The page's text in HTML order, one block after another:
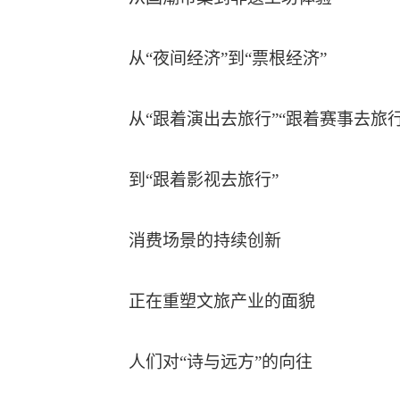
从“夜间经济”到“票根经济”
从“跟着演出去旅行”“跟着赛事去旅
到“跟着影视去旅行”
消费场景的持续创新
正在重塑文旅产业的面貌
人们对“诗与远方”的向往